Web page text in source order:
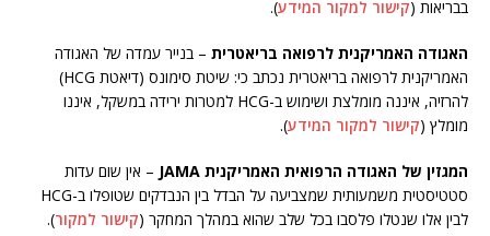
בבריאות (קישור למקור המידע).
האגודה האמריקנית לרפואה בריאטרית – בנייר עמדה של האגודה
האמריקנית לרפואה בריאטרית נכתב כי: שיטת סימונס (דיאטת HCG)
להרזיה, איננה מומלצת ושימוש ב-HCG למטרות ירידה במשקל, איננו
מומלץ (קישור למקור המידע).
המגזין של האגודה הרפואית האמריקנית JAMA
– אין שום עדות
סטטיסטית משמעותית שמצביעה על הבדל בין הנבדקים שטופלו ב-HCG
לבין אלו שנטלו פלסבו בכל שלב שהוא במהלך המחקר (קישור למקור).